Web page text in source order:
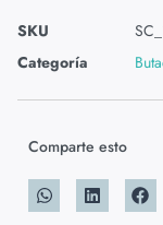
SKU
Categoría
Comparte esto